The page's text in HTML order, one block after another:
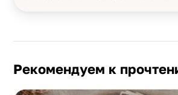
Рекомендуем к